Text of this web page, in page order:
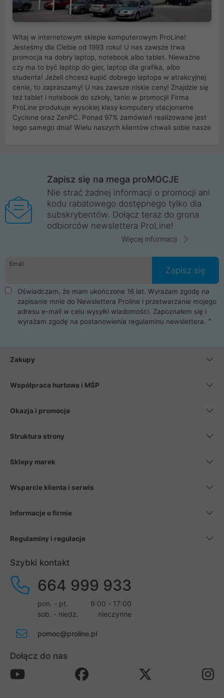
Witaj w internetowym sklepie komputerowym ProLine!
Jesteśmy dla Ciebie od 1993 roku! U nas zawsze trwa
promocja na dobry laptop, notebook albo tablet. Nieważne
czy ma to być laptop do gier, laptop dla grafika, albo
studenta! Jeżeli chcesz kupić dobrego laptopa w atrakcyjnej
cenie, to zapraszamy! U nas zawsze niskie ceny! Znajdzie się
też tablet i notebook do szkoły, tanio w promocji! Firma
ProLine produkuje wysokiej klasy komputery stacjonarne
Cyclone oraz ZenPC. Ponad 97% zamówień realizowane jest
tego samego dnia! Wielu naszych klientów chwali sobie nasze
Wrocław, Poznań, Legnica, Katowice, Gliwice, Kalisz, Bytom,
Trzebnica, Opole. Szybka i profesjonalna obsługa!
ProLine to polska firma ze 100% polskim kapitałem. Działamy
legalnie i płacimy podatki w naszym kraju! Posiadamy siedzibę
główną w Mirkowie oraz salony na terenie kraju. Cała
komunikacja ze sklepem komputerowym ProLine jest
danych osobowych. Dlatego zakup notebooka albo laptopa w
ProLine to czysta przyjemność i pełne bezpieczeństwo.
Zaopatrzysz się u nas w akcesoria i części komputerowe
takie jak procesory, karty graficzne, płyty główne, pamięci,
dyski SSD, M.2 oraz HDD. Nasi pracownicy pomogą Ci wybrać
najlepszy zasilacz komputerowy oraz obudowę do komputera.
Poza komputerami mamy również najlepsze na rynku
Smartfony takich producentów jak Xiaomi, Apple, Samsung i
wentylatory. Na koniec mając już to wszystko, możesz
Zapisz się na mega proMOCJE
Nie strać żadnej informacji o promocji ani
kodu rabatowego dostępnego tylko dla
subskrybentów. Dołącz teraz do grona
odbiorców newslettera ProLine!
Więcej informacji
Email
Zapisz się
Oświadczam, że mam ukończone 16 lat. Wyrażam zgodę na
zapisanie mnie do Newslettera Proline i przetwarzanie mojego
adresu e-mail w celu wysyłki wiadomości. Zapoznałem się i
wyrażam zgodę na postanowienia regulaminu newslettera.
Zakupy
Współpraca hurtowa i MŚP
Okazja i promocja
Struktura strony
Sklepy marek
Wsparcie klienta i serwis
Informacje o firmie
Regulaminy i regulacje
Szybki kontakt
664 999 933
pon. - pt.
9:00 - 17:00
sob. - niedz.
nieczynne
pomoc@proline.pl
Dołącz do nas